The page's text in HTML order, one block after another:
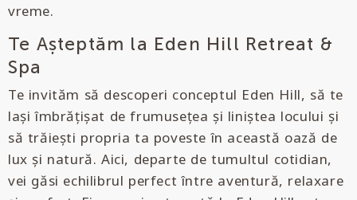
vreme.
Te Așteptăm la Eden Hill Retreat &
Spa
Te invităm să descoperi conceptul Eden Hill, să te
lași îmbrățișat de frumusețea și liniștea locului și
să trăiești propria ta poveste în această oază de
lux și natură. Aici, departe de tumultul cotidian,
vei găsi echilibrul perfect între aventură, relaxare